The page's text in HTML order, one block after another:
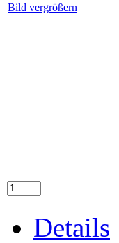
Bild vergrößern
Details